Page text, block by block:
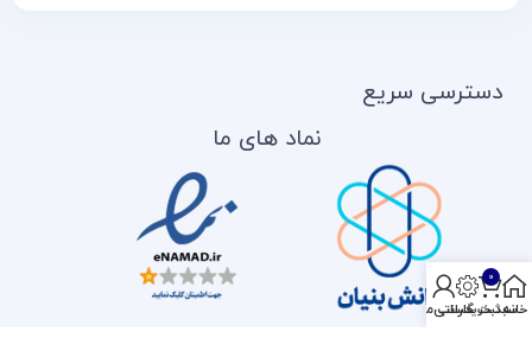
دسترسی سریع
نماد های ما
خانه
0
سبد خرید
ثبت گارانتی
حساب من